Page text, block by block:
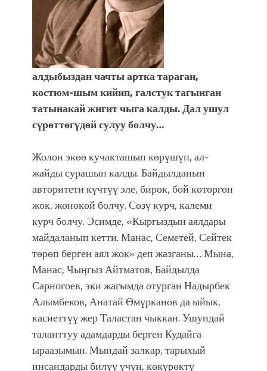
алдыбыздан чачты артка тараган,
костюм-шым кийип, галстук тагынган
татынакай жигит чыга калды. Дал ушул
сүрөттөгүдөй сулуу болчу…
Жолон экөө кучакташып көрүшүп, ал-
жайды сурашып калды. Байдылданын
авторитети күчтүү эле, бирок, бой көтөргөн
жок, жөнөкөй болчу. Сөзү курч, калеми
курч болчу. Эсимде, «Кыргыздын аялдары
майдаланып кетти. Манас, Семетей, Сейтек
төрөп берген аял жок» деп жазганы… Мына,
Манас, Чыӊгыз Айтматов, Байдылда
Сарногоев, эки жагымда отурган Надырбек
Алымбеков, Анатай Өмүрканов да ыйык,
касиеттүү жер Таластан чыккан. Ушундай
таланттуу адамдарды берген Кудайга
ыраазымын. Мындай залкар, тарыхый
инсандарды билүү үчүн, көкүрөктү